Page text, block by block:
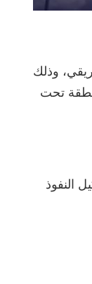
وذلك
تحت
النفوذ